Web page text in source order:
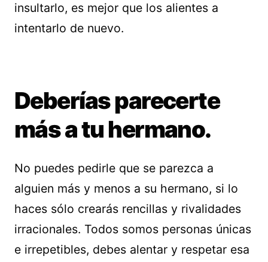
insultarlo, es mejor que los alientes a
intentarlo de nuevo.
Deberías parecerte
más a tu hermano.
No puedes pedirle que se parezca a
alguien más y menos a su hermano, si lo
haces sólo crearás rencillas y rivalidades
irracionales. Todos somos personas únicas
e irrepetibles, debes alentar y respetar esa